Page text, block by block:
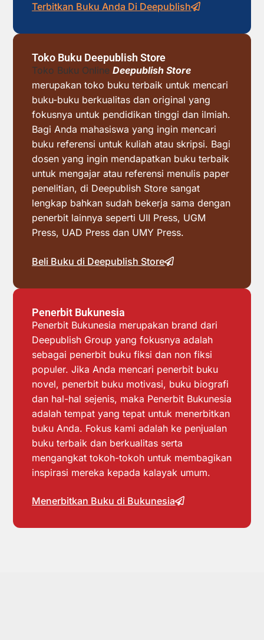
Terbitkan Buku Anda Di Deepublish
Toko Buku Deepublish Store
Toko Buku Online Deepublish Store
merupakan toko buku terbaik untuk mencari
buku-buku berkualitas dan original yang
fokusnya untuk pendidikan tinggi dan ilmiah.
Bagi Anda mahasiswa yang ingin mencari
buku referensi untuk kuliah atau skripsi. Bagi
dosen yang ingin mendapatkan buku terbaik
untuk mengajar atau referensi menulis paper
penelitian, di Deepublish Store sangat
lengkap bahkan sudah bekerja sama dengan
penerbit lainnya seperti UII Press, UGM
Press, UAD Press dan UMY Press.
Beli Buku di Deepublish Store
Penerbit Bukunesia
Penerbit Bukunesia merupakan brand dari
Deepublish Group yang fokusnya adalah
sebagai penerbit buku fiksi dan non fiksi
populer. Jika Anda mencari penerbit buku
novel, penerbit buku motivasi, buku biografi
dan hal-hal sejenis, maka Penerbit Bukunesia
adalah tempat yang tepat untuk menerbitkan
buku Anda. Fokus kami adalah ke penjualan
buku terbaik dan berkualitas serta
mengangkat tokoh-tokoh untuk membagikan
inspirasi mereka kepada kalayak umum.
Menerbitkan Buku di Bukunesia